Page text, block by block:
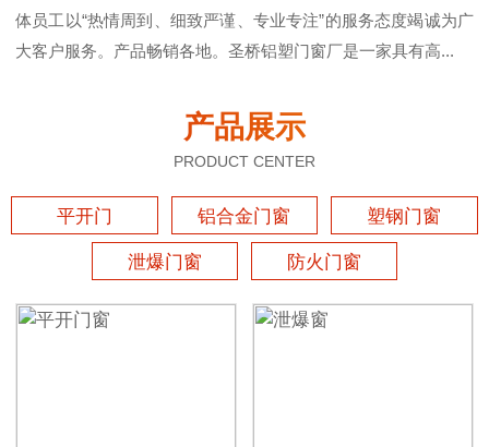
体员工以“热情周到、细致严谨、专业专注”的服务态度竭诚为广
大客户服务。产品畅销各地。圣桥铝塑门窗厂是一家具有高...
产品展示
PRODUCT CENTER
平开门 铝合金门窗 塑钢门窗
泄爆门窗 防火门窗